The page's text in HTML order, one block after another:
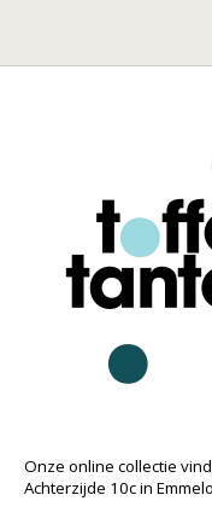
Onze online collectie
Achterzijde 10c in